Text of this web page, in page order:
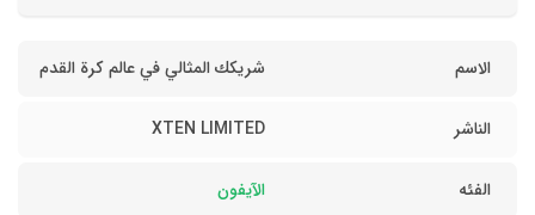
الاسم شريكك المثالي في عالم كرة القدم
الناشر XTEN LIMITED
الفئه الآيفون